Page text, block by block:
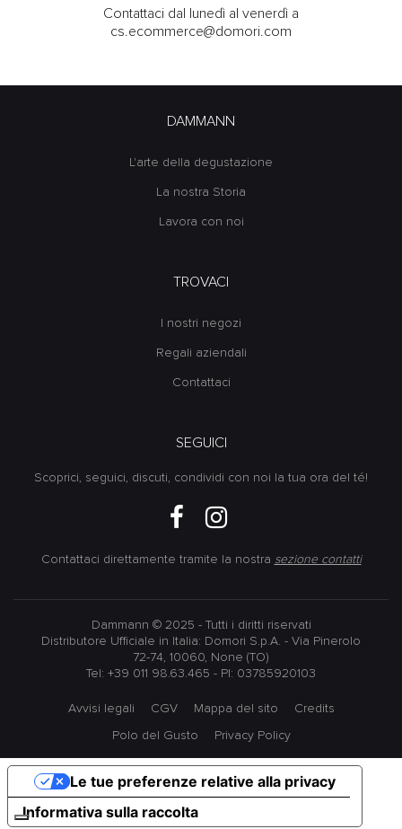
Contattaci dal lunedì al venerdì a
cs.ecommerce@domori.com
DAMMANN
L'arte della degustazione
La nostra Storia
Lavora con noi
TROVACI
I nostri negozi
Regali aziendali
Contattaci
SEGUICI
Scoprici, seguici, discuti, condividi con noi la tua ora del té!
Contattaci direttamente tramite la nostra sezione contatti
Dammann © 2025 - Tutti i diritti riservati
Distributore Ufficiale in Italia: Domori S.p.A. - Via Pinerolo
72-74, 10060, None (TO)
Tel: +39 011 98.63.465 - PI: 03785920103
Avvisi legali CGV Mappa del sito Credits
Polo del Gusto Privacy Policy
Informativa sulla raccolta
Le tue preferenze relative alla privacy